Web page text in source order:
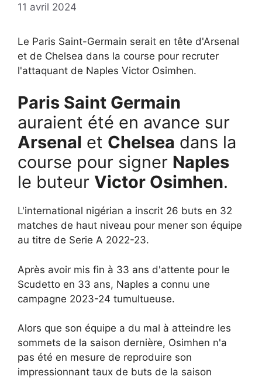
11 avril 2024
Le Paris Saint-Germain serait en tête d'Arsenal
et de Chelsea dans la course pour recruter
l'attaquant de Naples Victor Osimhen.
Paris Saint Germain
auraient été en avance sur
Arsenal et Chelsea dans la
course pour signer Naples
le buteur Victor Osimhen.
L'international nigérian a inscrit 26 buts en 32
matches de haut niveau pour mener son équipe
au titre de Serie A 2022-23.
Après avoir mis fin à 33 ans d'attente pour le
Scudetto en 33 ans, Naples a connu une
campagne 2023-24 tumultueuse.
Alors que son équipe a du mal à atteindre les
sommets de la saison dernière, Osimhen n'a
pas été en mesure de reproduire son
impressionnant taux de buts de la saison